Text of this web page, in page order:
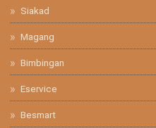
Siakad
Magang
Bimbingan
Eservice
Besmart